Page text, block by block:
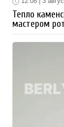
Тепло
мастером